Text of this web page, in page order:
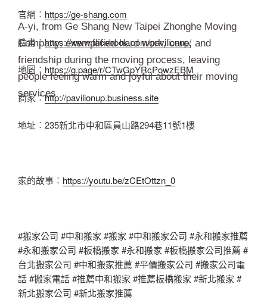
A-yi, from Ge Shang New Taipei Zhonghe Moving
Company, exemplified hard work, care, and
friendship during the moving process, leaving
people feeling warm and joyful about their moving
services
官網︰ https://ge-shang.com
臉書︰https://www.facebook.com/pavilionup/
地圖︰ https://g.page/r/CTwGpYRcPowzEBM
商家︰http://pavilionup.business.site
地址︰235新北市中和區員山路294巷11號1樓
家的故事︰ https://youtu.be/zCEtOttzn_0
#搬家公司 #中和搬家 #搬家 #中和搬家公司 #永和搬家推薦
#永和搬家公司 #板橋搬家 #永和搬家 #板橋搬家公司推薦 #
台北搬家公司 #中和搬家推薦 #平價搬家公司 #搬家公司電
話 #搬家電話 #推薦中和搬家 #推薦板橋搬家 #新北搬家 #
新北搬家公司 #新北搬家推薦